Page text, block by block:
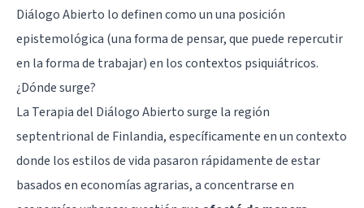
Diálogo Abierto lo definen como un una posición
epistemológica (una forma de pensar, que puede repercutir
en la forma de trabajar) en los contextos psiquiátricos.
¿Dónde surge?
La Terapia del Diálogo Abierto surge la región
septentrional de Finlandia, específicamente en un contexto
donde los estilos de vida pasaron rápidamente de estar
basados en economías agrarias, a concentrarse en